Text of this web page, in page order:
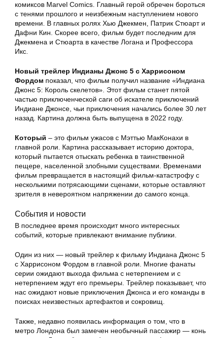
комиксов Marvel Comics. Главный герой обречен бороться
с тенями прошлого и неизбежным наступлением нового
времени. В главных ролях Хью Джекмен, Патрик Стюарт и
Дафни Кин. Скорее всего, фильм будет последним для
Джекмена и Стюарта в качестве Логана и Профессора
Икс.
Новый трейлер Индианы Джонс 5 с Харрисоном
Фордом показал, что фильм получил название «Индиана
Джонс 5: Король скелетов». Этот фильм станет пятой
частью приключенческой саги об искателе приключений
Индиане Джонсе, чьи приключения начались более 30 лет
назад. Картина должна быть выпущена в 2022 году.
Который – это фильм ужасов с Мэттью МакКонахи в
главной роли. Картина рассказывает историю доктора,
который пытается отыскать ребенка в таинственной
пещере, населенной злобными существами. Временами
фильм превращается в настоящий фильм-катастрофу с
несколькими потрясающими сценами, которые оставляют
зрителя в невероятном напряжении до самого конца.
События и новости
В последнее время происходит много интересных
событий, которые привлекают внимание публики.
Один из них — новый трейлер к фильму Индиана Джонс 5
с Харрисоном Фордом в главной роли. Многие фанаты
серии ожидают выхода фильма с нетерпением и с
нетерпением ждут его премьеры. Трейлер показывает, что
нас ожидают новые приключения Джонса и его команды в
поисках неизвестных артефактов и сокровищ.
Также, недавно появилась информация о том, что в
метро Лондона был замечен необычный пассажир — конь